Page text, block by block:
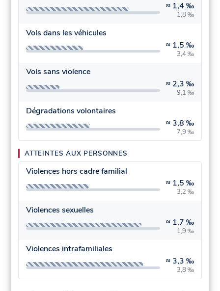
≈ 1,4 ‰
1,8 ‰
Vols dans les véhicules
≈ 1,5 ‰
3,4 ‰
Vols sans violence
≈ 2,3 ‰
9,1 ‰
Dégradations volontaires
≈ 3,8 ‰
7,9 ‰
ATTEINTES AUX PERSONNES
Violences hors cadre familial
≈ 1,5 ‰
3,2 ‰
Violences sexuelles
≈ 1,7 ‰
1,9 ‰
Violences intrafamiliales
≈ 3,3 ‰
3,8 ‰